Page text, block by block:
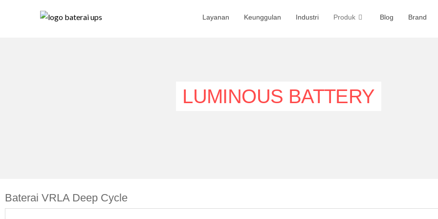
Layanan Keunggulan Industri Produk Blog Brand
LUMINOUS BATTERY
Baterai VRLA Deep Cycle